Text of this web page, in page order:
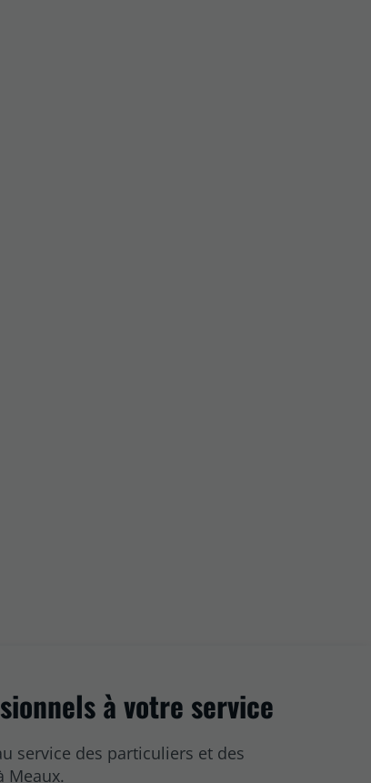
à votre service
service des particuliers et des
Meaux.